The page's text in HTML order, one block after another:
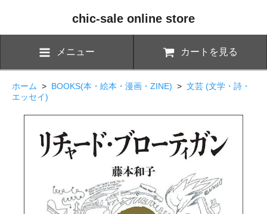
chic-sale online store
メニュー カートを見る
ホーム > BOOKS(本・絵本・漫画・ZINE) > 文芸 (文学・詩・
エッセイ)